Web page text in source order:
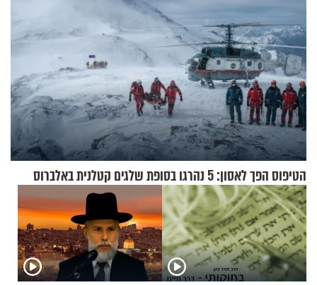
הטיפוס הפך לאסון: 5 נהרגו בסופת שלגים קטלנית באלברוס